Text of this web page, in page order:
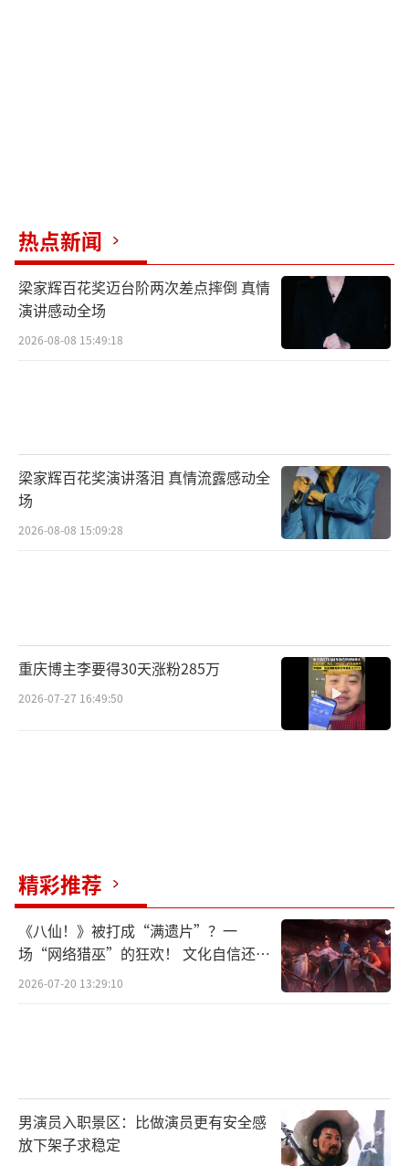
热点新闻
梁家辉百花奖迈台阶两次差点摔倒 真情
演讲感动全场
2026-08-08 15:49:18
梁家辉百花奖演讲落泪 真情流露感动全
场
2026-08-08 15:09:28
重庆博主李要得30天涨粉285万
2026-07-27 16:49:50
精彩推荐
《八仙！》被打成“满遗片”？一
场“网络猎巫”的狂欢！ 文化自信还是
焦虑？
2026-07-20 13:29:10
男演员入职景区：比做演员更有安全感
放下架子求稳定